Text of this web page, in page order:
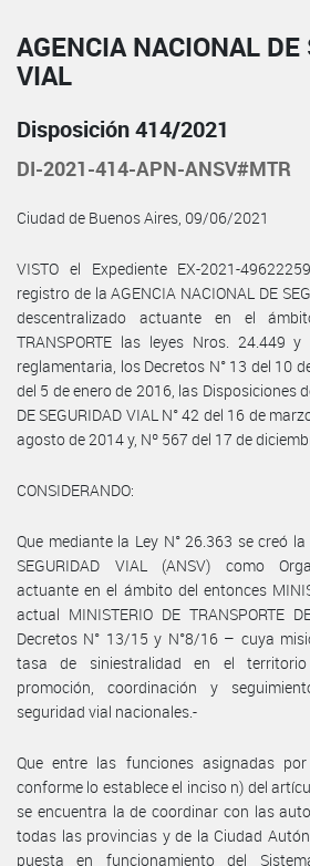
AGENCIA NACIONAL DE
VIAL
Disposición 414/2021
DI-2021-414-APN-ANSV#MTR
Ciudad de Buenos Aires, 09/06/2021
VISTO el Expediente EX-2021-
registro de la AGENCIA NACIONAL DE
descentralizado actuante en el
TRANSPORTE las leyes Nros. 24.449
reglamentaria, los Decretos N° 13 del 10
del 5 de enero de 2016, las Disposiciones
DE SEGURIDAD VIAL N° 42 del 16 de
agosto de 2014 y, Nº 567 del 17 de
CONSIDERANDO:
Que mediante la Ley N° 26.363 se creó la
SEGURIDAD VIAL (ANSV) como
actuante en el ámbito del entonces
actual MINISTERIO DE TRANSPORTE
Decretos N° 13/15 y N°8/16 – cuya
tasa de siniestralidad en el
promoción, coordinación y
seguridad vial nacionales.-
Que entre las funciones asignadas
conforme lo establece el inciso n) del
se encuentra la de coordinar con las
todas las provincias y de la Ciudad
puesta en funcionamiento del